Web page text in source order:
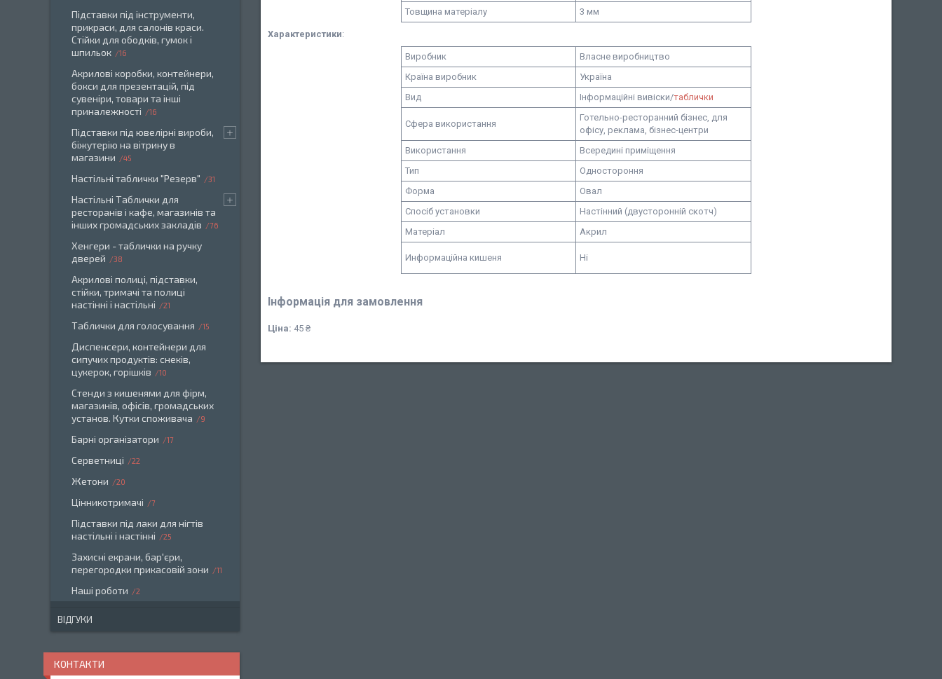
Товщина матеріалу
3 мм
Характеристики:
Виробник
Власне виробництво
Країна виробник
Україна
Вид
Інформаційні вивіски/таблички
Сфера використання
Готельно-ресторанний бізнес, для
офісу, реклама, бізнес-центри
Використання
Всередині приміщення
Тип
Одностороння
Форма
Овал
Спосіб установки
Настінний (двусторонній скотч)
Матеріал
Акрил
Информаційна кишеня Ні
Інформація для замовлення
Ціна: 45 ₴
Підставки під інструменти,
прикраси, для салонів краси.
Стійки для ободків, гумок і
шпильок
16
Акрилові коробки, контейнери,
бокси для презентацій, під
сувеніри, товари та інші
приналежності
16
Підставки під ювелірні вироби,
біжутерію на вітрину в
магазини
45
Настільні таблички "Резерв" 31
Настільні Таблички для
ресторанів і кафе, магазинів та
інших громадських закладів
76
Хенгери - таблички на ручку
дверей
38
Акрилові полиці, підставки,
стійки, тримачі та полиці
настінні і настільні
21
Таблички для голосування 15
Диспенсери, контейнери для
сипучих продуктів: снеків,
цукерок, горішків
10
Стенди з кишенями для фірм,
магазинів, офісів, громадських
установ. Кутки споживача
9
Барні організатори 17
Серветниці 22
Жетони 20
Цінникотримачі 7
Підставки під лаки для нігтів
настільні і настінні
25
Захисні екрани, бар'єри,
перегородки прикасовій зони
11
Наші роботи 2
ВІДГУКИ
КОНТАКТИ